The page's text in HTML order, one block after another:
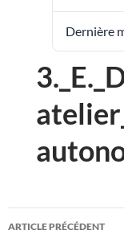
Dernière
Navigation
ARTICLE PRÉCÉDENT